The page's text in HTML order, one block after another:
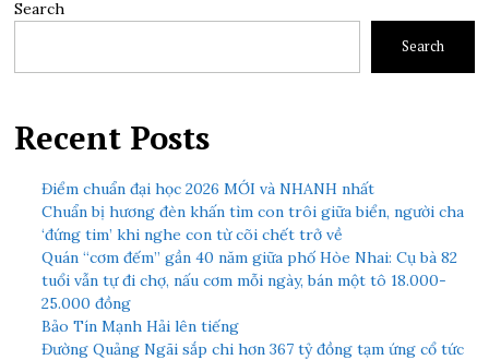
Search
Search
Recent Posts
Điểm chuẩn đại học 2026 MỚI và NHANH nhất
Chuẩn bị hương đèn khấn tìm con trôi giữa biển, người cha
‘đứng tim’ khi nghe con từ cõi chết trở về
Quán “cơm đếm” gần 40 năm giữa phố Hòe Nhai: Cụ bà 82
tuổi vẫn tự đi chợ, nấu cơm mỗi ngày, bán một tô 18.000-
25.000 đồng
Bảo Tín Mạnh Hải lên tiếng
Đường Quảng Ngãi sắp chi hơn 367 tỷ đồng tạm ứng cổ tức